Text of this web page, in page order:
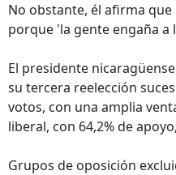
No obstante, él afirma
porque 'la gente engaña a
El presidente
su tercera reelección
votos, con una amplia
liberal, con 64,2% de
Grupos de oposición